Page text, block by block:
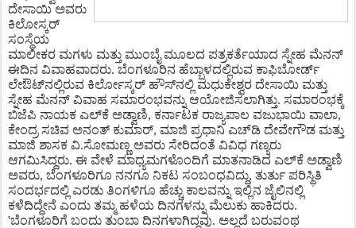
ದೇಸಾಯಿ ಅವರು
ಕಿಲೋಸ್ಕರ್
ಸಂಸ್ಥೆಯ
ಮಾಲೀಕರ ಮಗಳು ಮತ್ತು ಮುಂಬೈ ಮೂಲದ ಪತ್ರಕರ್ತೆಯಾದ ಸ್ನೇಹ ಮೆನನ್
ಈದಿನ ವಿವಾಹವಾದರು. ಬೆಂಗಳೂರಿನ ಹೆಬ್ಬಾಳದಲ್ಲಿರುವ ಕಾಫಿಬೋರ್ಡ್
ಲೇಔಟ್‌ನಲ್ಲಿರುವ ಕಿರ್ಲೋಸ್ಕರ್ ಹೌಸ್‌ನಲ್ಲಿ ಮಧುಕೇಶ್ವರ ದೇಸಾಯಿ ಮತ್ತು
ಸ್ನೇಹ ಮೆನನ್ ವಿವಾಹ ಸಮಾರಂಭವನ್ನು ಆಯೋಜಿಸಲಾಗಿತ್ತು. ಸಮಾರಂಭಕ್ಕೆ
ಬಿಜೆಪಿ ನಾಯಕ ಎಲ್‌ಕೆ ಅಡ್ವಾಣಿ, ಕರ್ನಾಟಕ ರಾಜ್ಯಪಾಲ ವಜುಭಾಯಿ ವಾಲಾ,
ಕೇಂದ್ರ ಸಚಿವ ಅನಂತ್ ಕುಮಾರ್, ಮಾಜಿ ಪ್ರಧಾನಿ ಎಚ್‌ಡಿ ದೇವೇಗೌಡ ಮತ್ತು
ಮಾಜಿ ಶಾಸಕ ವಿ.ಸೋಮಣ್ಣ ಅವರು ಸೇರಿದಂತೆ ವಿವಿಧ ಗಣ್ಯರು
ಆಗಮಿಸಿದ್ದರು. ಈ ವೇಳೆ ಮಾಧ್ಯಮಗಳೊಂದಿಗೆ ಮಾತನಾಡಿದ ಎಲ್‌ಕೆ ಅಡ್ವಾಣಿ
ಅವರು, ಬೆಂಗಳೂರಿಗೂ ನನಗೂ ನಿಕಟ ಸಂಬಂಧವಿದ್ದು, ತುರ್ತು ಪರಿಸ್ಥಿತಿ
ಸಂದರ್ಭದಲ್ಲಿ ಎರಡು ತಿಂಗಳಿಗೂ ಹೆಚ್ಚು ಕಾಲವನ್ನು ಇಲ್ಲಿನ ಜೈಲಿನಲ್ಲಿ
ಕಳೆದಿದ್ದೇನೆ ಎಂದು ತಮ್ಮ ಹಳೆಯ ದಿನಗಳನ್ನು ಮೆಲುಕು ಹಾಕಿದರು.
'ಬೆಂಗಳೂರಿಗೆ ಬಂದು ತುಂಬಾ ದಿನಗಳಾಗಿದ್ದವು. ಅಲ್ಲದೆ ಬರುವಂಥ